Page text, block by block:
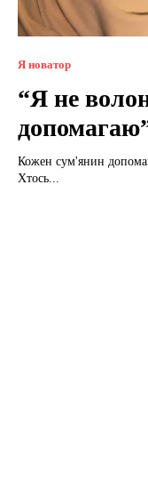
Я новатор
“Я не
Кожен сум'янин
Хтось...